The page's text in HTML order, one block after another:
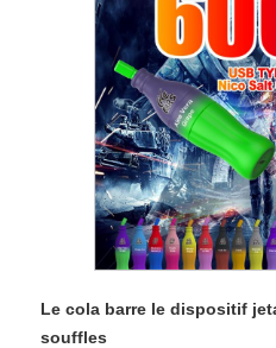
Le cola barre le dispositif
souffles